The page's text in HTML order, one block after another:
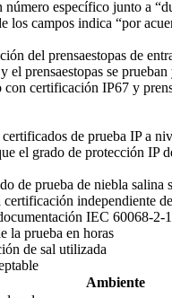
número específico junto a
los campos indica “por
del prensaestopas de
el prensaestopas se
certificación IP67 y
de prueba IP a
el grado de protección IP
de prueba de niebla salina
certificación independiente
IEC 60068-2-
la prueba en horas
de sal utilizada
Ambiente